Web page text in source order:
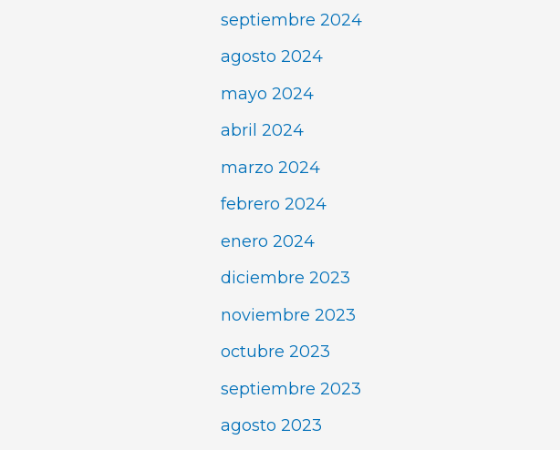
septiembre 2024
agosto 2024
mayo 2024
abril 2024
marzo 2024
febrero 2024
enero 2024
diciembre 2023
noviembre 2023
octubre 2023
septiembre 2023
agosto 2023